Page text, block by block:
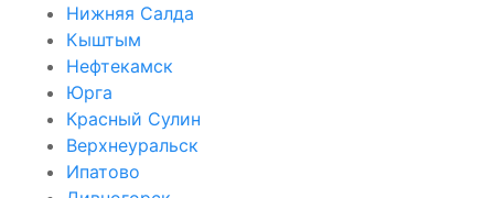
Нижняя Салда
Кыштым
Нефтекамск
Юрга
Красный Сулин
Верхнеуральск
Ипатово